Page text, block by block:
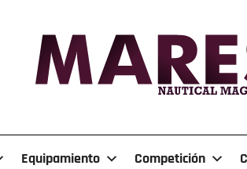
Equipamiento Competición